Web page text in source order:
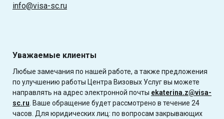
info@visa-sc.ru
Уважаемые клиенты
Любые замечания по нашей работе, а также предложения
по улучшению работы Центра Визовых Услуг вы можете
направлять на адрес электронной почты ekaterina.z@visa-
sc.ru . Ваше обращение будет рассмотрено в течение 24
часов. Для юридических лиц: по вопросам закрывающих